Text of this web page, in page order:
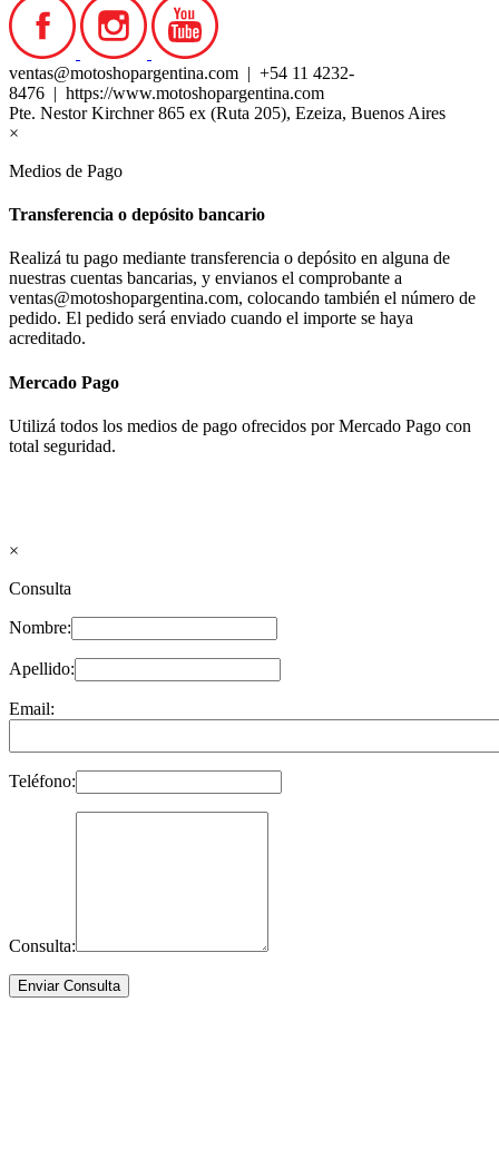
ventas@motoshopargentina.com | +54 11 4232-
8476 | https://www.motoshopargentina.com
Pte. Nestor Kirchner 865 ex (Ruta 205), Ezeiza, Buenos Aires
×
Medios de Pago
Transferencia o depósito bancario
Realizá tu pago mediante transferencia o depósito en alguna de
nuestras cuentas bancarias, y envianos el comprobante a
ventas@motoshopargentina.com, colocando también el número de
pedido. El pedido será enviado cuando el importe se haya
acreditado.
Mercado Pago
Utilizá todos los medios de pago ofrecidos por Mercado Pago con
total seguridad.
×
Consulta
Nombre:
Apellido:
Email:
Teléfono:
Consulta: